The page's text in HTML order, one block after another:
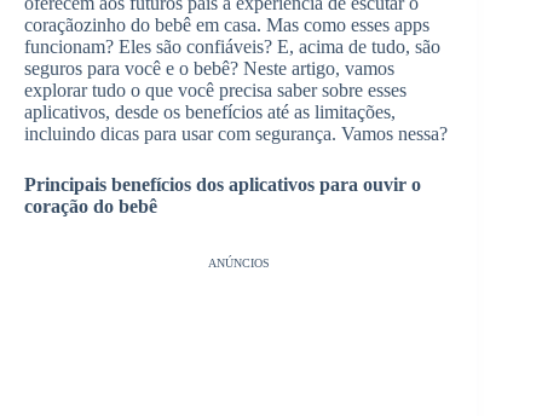
coraçãozinho do bebê em casa. Mas como esses apps
funcionam? Eles são confiáveis? E, acima de tudo, são
seguros para você e o bebê? Neste artigo, vamos
explorar tudo o que você precisa saber sobre esses
aplicativos, desde os benefícios até as limitações,
incluindo dicas para usar com segurança. Vamos nessa?
Principais benefícios dos aplicativos para ouvir o
coração do bebê
ANÚNCIOS